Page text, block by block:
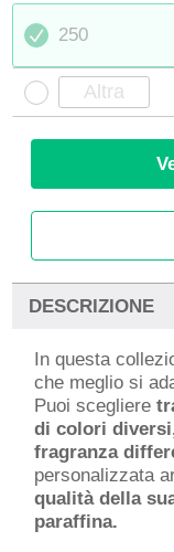
250
DESCRIZIONE
In questa
che meglio si
Puoi scegliere
di colori
fragranza
personalizzata
qualità della
paraffina.